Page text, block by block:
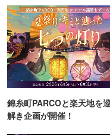
錦糸町PARCOと楽天地を
解き企画が開催！